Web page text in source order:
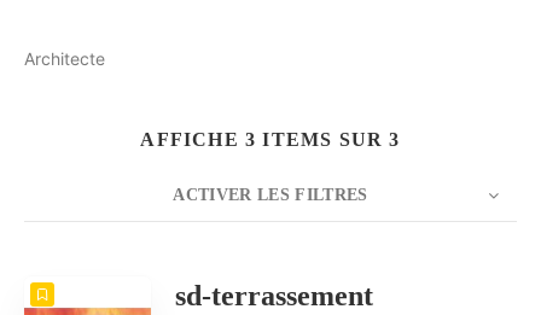
Architecte
AFFICHE 3 ITEMS SUR 3
ACTIVER LES FILTRES
NOMBRE
sd-terrassement